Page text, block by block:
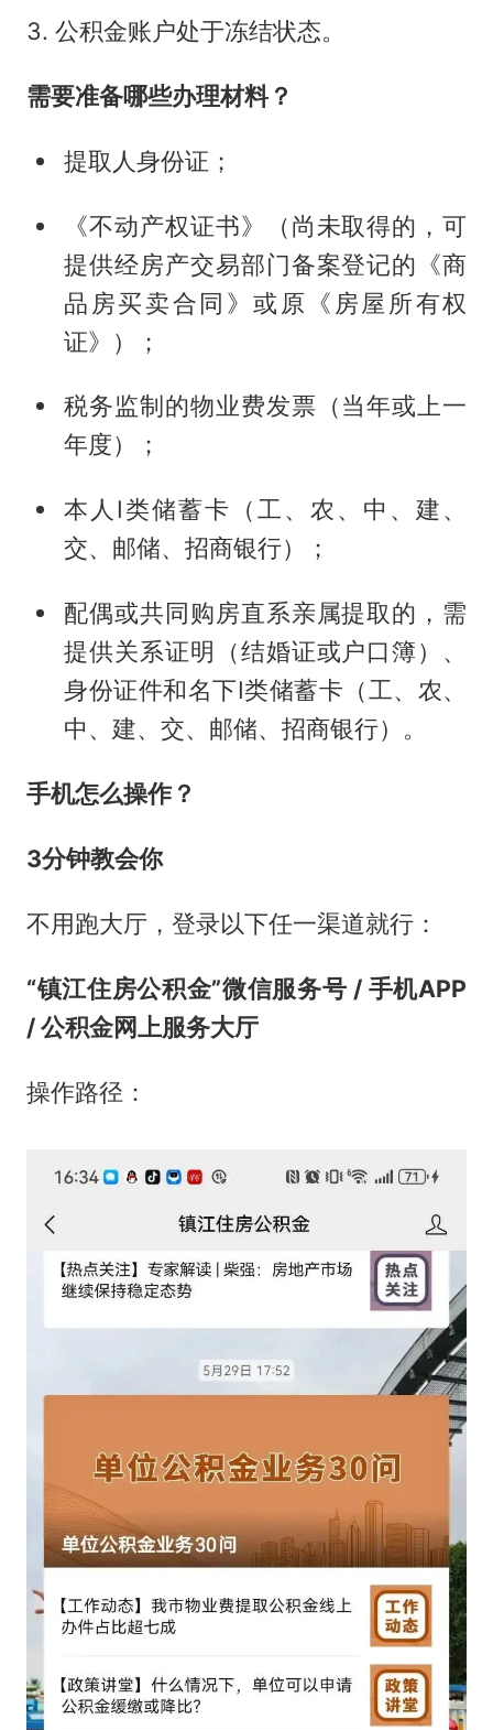
3. 公积金账户处于冻结状态。
需要准备哪些办理材料？
提取人身份证；
《不动产权证书》（尚未取得的，可
提供经房产交易部门备案登记的《商
品房买卖合同》或原《房屋所有权
证》）；
税务监制的物业费发票（当年或上一
年度）；
本人I类储蓄卡（工、农、中、建、
交、邮储、招商银行）；
配偶或共同购房直系亲属提取的，需
提供关系证明（结婚证或户口簿）、
身份证件和名下I类储蓄卡（工、农、
中、建、交、邮储、招商银行）。
手机怎么操作？
3分钟教会你
不用跑大厅，登录以下任一渠道就行：
“镇江住房公积金”微信服务号 / 手机APP
/ 公积金网上服务大厅
操作路径：